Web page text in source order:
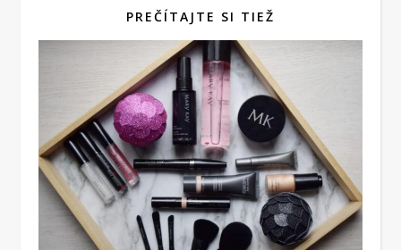
PREČÍTAJTE SI TIEŽ